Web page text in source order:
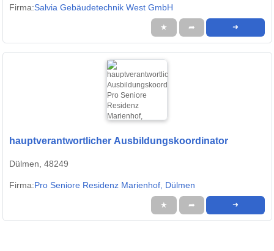
Firma:Salvia Gebäudetechnik West GmbH
★ ➦ ➜
hauptverantwortlicher Ausbildungskoordinator
Dülmen, 48249
Firma:Pro Seniore Residenz Marienhof, Dülmen
★ ➦ ➜